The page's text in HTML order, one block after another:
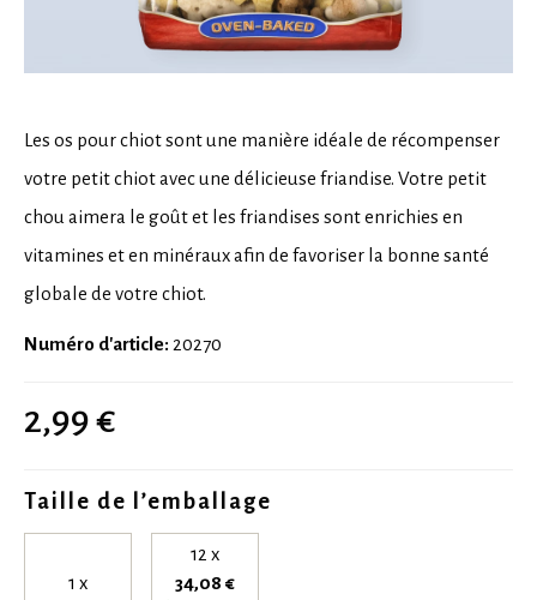
Les os pour chiot sont une manière idéale de récompenser
votre petit chiot avec une délicieuse friandise. Votre petit
chou aimera le goût et les friandises sont enrichies en
vitamines et en minéraux afin de favoriser la bonne santé
globale de votre chiot.
Numéro d'article: 20270
2,99 €
Taille de l’emballage
1 x
12 x
34,08 €